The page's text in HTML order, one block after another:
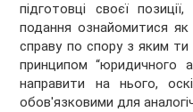
підготовці своєї
подання ознайомитися
справу по спору з яким ти
принципом “юридичного
направити на нього,
обов'язковими для